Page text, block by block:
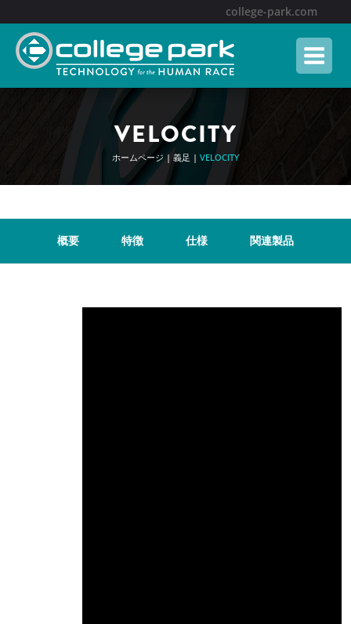
content
college-park.com
VELOCITY
ホームページ| 義足 | VELOCITY
概要 特徴 仕様 関連製品